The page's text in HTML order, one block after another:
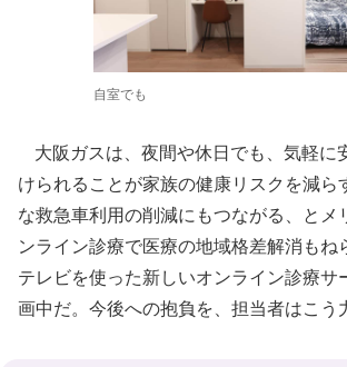
自室でも
大阪ガスは、夜間や休日でも、気軽に
けられることが家族の健康リスクを減ら
な救急車利用の削減にもつながる、とメ
ンライン診療で医療の地域格差解消もね
テレビを使った新しいオンライン診療サ
画中だ。今後への抱負を、担当者はこう